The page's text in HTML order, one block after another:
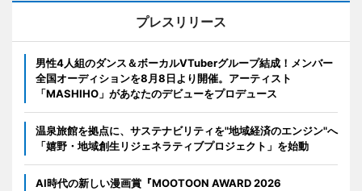
プレスリリース
男性4人組のダンス＆ボーカルVTuberグループ結成！メンバー
全国オーディションを8月8日より開催。アーティスト
「MASHIHO」があなたのデビューをプロデュース
温泉旅館を拠点に、サステナビリティを"地域経済のエンジン"へ
「嬉野・地域創生リジェネラティブプロジェクト」を始動
AI時代の新しい漫画賞『MOOTOON AWARD 2026